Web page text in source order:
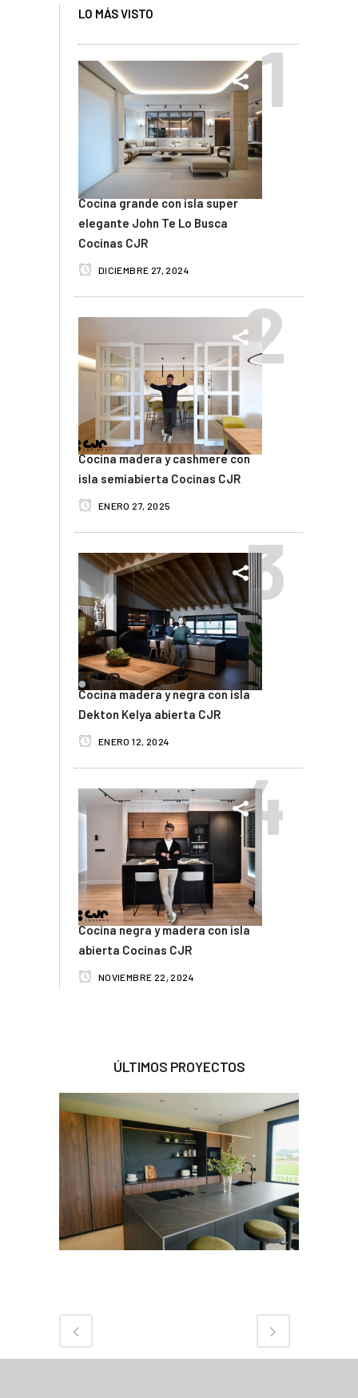
LO MÁS VISTO
Cocina grande con isla super
elegante John Te Lo Busca
Cocinas CJR
DICIEMBRE 27, 2024
Cocina madera y cashmere con
isla semiabierta Cocinas CJR
ENERO 27, 2025
Cocina madera y negra con isla
Dekton Kelya abierta CJR
ENERO 12, 2024
Cocina negra y madera con isla
abierta Cocinas CJR
NOVIEMBRE 22, 2024
ÚLTIMOS PROYECTOS